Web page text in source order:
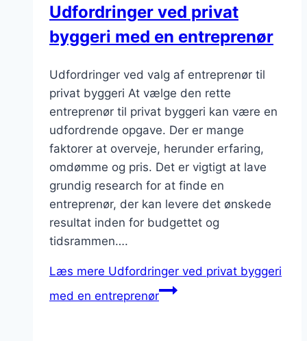
Udfordringer ved privat
byggeri med en entreprenør
Udfordringer ved valg af entreprenør til
privat byggeri At vælge den rette
entreprenør til privat byggeri kan være en
udfordrende opgave. Der er mange
faktorer at overveje, herunder erfaring,
omdømme og pris. Det er vigtigt at lave
grundig research for at finde en
entreprenør, der kan levere det ønskede
resultat inden for budgettet og
tidsrammen….
Læs mere Udfordringer ved privat byggeri
med en entreprenør